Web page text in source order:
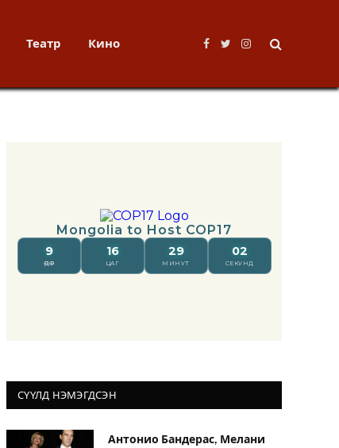
Театр Кино
Facebook
TwitterInstagram
СҮҮЛД НЭМЭГДСЭН
Антонио Бандерас, Мелани